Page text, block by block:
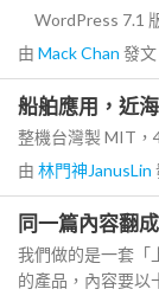
WordPress 7.1
由 Mack Chan 發文
船舶應用，近
整機台灣製 MIT，
由 林門神JanusLin
同一篇內容翻
我們做的是一套「
的產品，內容要以